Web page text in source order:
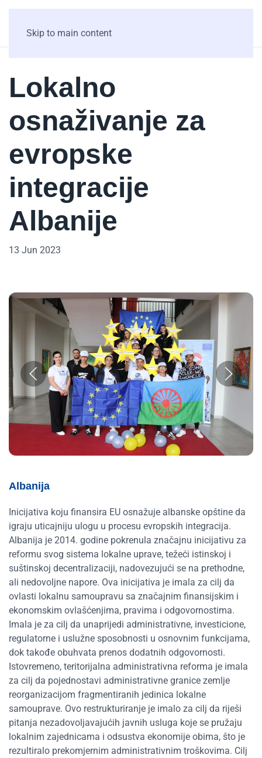
Skip to main content
Lokalno
osnaživanje za
evropske
integracije
Albanije
13 Jun 2023
Albanija
Inicijativa koju finansira EU osnažuje albanske opštine da
igraju uticajniju ulogu u procesu evropskih integracija.
Albanija je 2014. godine pokrenula značajnu inicijativu za
reformu svog sistema lokalne uprave, težeći istinskoj i
suštinskoj decentralizaciji, nadovezujući se na prethodne,
ali nedovoljne napore. Ova inicijativa je imala za cilj da
ovlasti lokalnu samoupravu sa značajnim finansijskim i
ekonomskim ovlašćenjima, pravima i odgovornostima.
Imala je za cilj da unaprijedi administrativne, investicione,
regulatorne i uslužne sposobnosti u osnovnim funkcijama,
dok takođe obuhvata prenos dodatnih odgovornosti.
Istovremeno, teritorijalna administrativna reforma je imala
za cilj da pojednostavi administrativne granice zemlje
reorganizacijom fragmentiranih jedinica lokalne
samouprave. Ovo restrukturiranje je imalo za cilj da riješi
pitanja nezadovoljavajućih javnih usluga koje se pružaju
lokalnim zajednicama i odsustva ekonomije obima, što je
rezultiralo prekomjernim administrativnim troškovima. Cilj